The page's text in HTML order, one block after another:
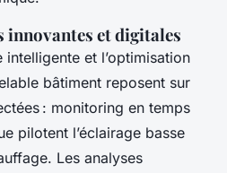
innovantes et digitales
et l’optimisation
bâtiment reposent sur
: monitoring en temps
pilotent l’éclairage basse
Les analyses